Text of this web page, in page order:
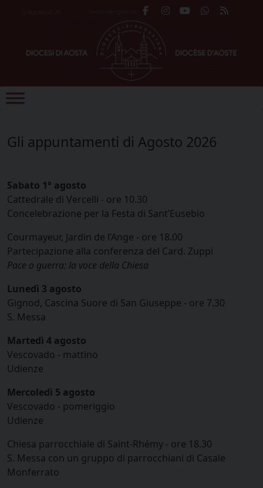
Gli appuntamenti di Agosto 2026
Sabato 1° agosto
Cattedrale di Vercelli - ore 10.30
Concelebrazione per la Festa di Sant’Eusebio
Courmayeur, Jardin de l’Ange - ore 18.00
Partecipazione alla conferenza del Card. Zuppi
Pace o guerra: la voce della Chiesa
Lunedì 3 agosto
Gignod, Cascina Suore di San Giuseppe - ore 7.30
S. Messa
Martedì 4 agosto
Vescovado - mattino
Udienze
Mercoledì 5 agosto
Vescovado - pomeriggio
Udienze
Chiesa parrocchiale di Saint-Rhémy - ore 18.30
S. Messa con un gruppo di parrocchiani di Casale
Monferrato